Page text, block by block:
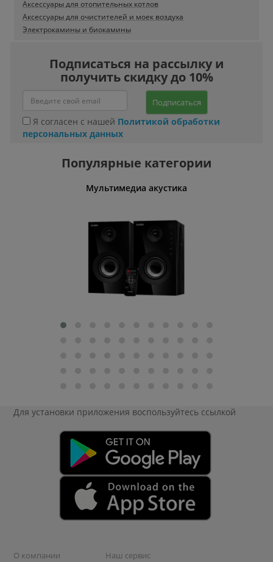
Аксессуары для отопительных котлов
Аксессуары для очистителей и моек воздуха
Электрокамины и биокамины
Подписаться на рассылку и
получить скидку до 10%
Подписаться
Я согласен с нашей Политикой обработки
персональных данных
Популярные категории
Мультимедиа акустика
Для установки приложения воспользуйтесь ссылкой
О компании
Наш сервис